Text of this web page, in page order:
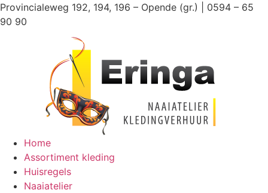
Ga
naar
Provincialeweg 192, 194, 196 – Opende (gr.) | 0594 – 65
90 90
Home
Assortiment kleding
Huisregels
Naaiatelier